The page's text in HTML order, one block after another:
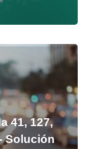
41, 127,
Solución